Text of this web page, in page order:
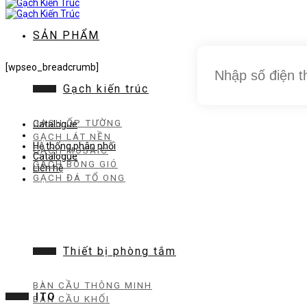
dung
Catalogue
Hệ thống phân phối
Liên hệ
Catalogue
SẢN PHẨM
Gạch kiến trúc
GẠCH ỐP TƯỜNG
GẠCH LÁT NỀN
GẠCH MOSAIC
GẠCH BÔNG GIÓ
GẠCH ĐÁ TỔ ONG
Thiết bị phòng tắm
BÀN CẦU THÔNG MINH
BÀN CẦU KHỐI
[wpseo_breadcrumb]
ITO